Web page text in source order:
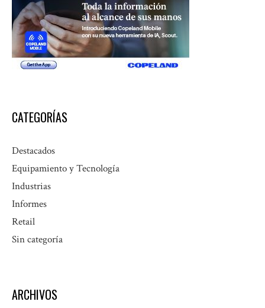
CATEGORÍAS
Destacados
Equipamiento y Tecnología
Industrias
Informes
Retail
Sin categoría
ARCHIVOS